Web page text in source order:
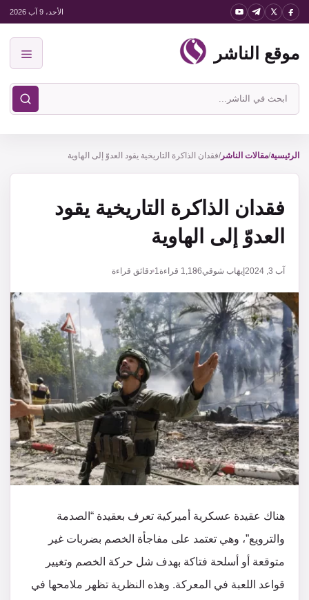
انتقل
المحتوى
الأحد، 9 آب 2026
موقع الناشر
ابحث
في
الناشر
الرئيسية/مقالات الناشر/فقدان الذاكرة التاريخية يقود العدوّ إلى الهاوية
فقدان الذاكرة التاريخية يقود
العدوّ إلى الهاوية
آب 3, 2024 إيهاب شوقي1,186 قراءة1 دقائق قراءة
هناك عقيدة عسكرية أميركية تعرف بعقيدة “الصدمة
والترويع”، وهي تعتمد على مفاجأة الخصم بضربات غير
متوقعة أو أسلحة فتاكة بهدف شل حركة الخصم وتغيير
قواعد اللعبة في المعركة. وهذه النظرية تظهر ملامحها في